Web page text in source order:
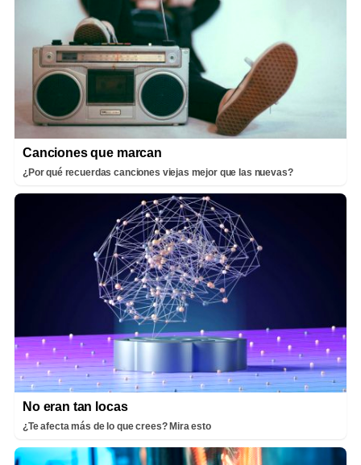
Canciones que marcan
¿Por qué recuerdas canciones viejas mejor que las nuevas?
No eran tan locas
¿Te afecta más de lo que crees? Mira esto